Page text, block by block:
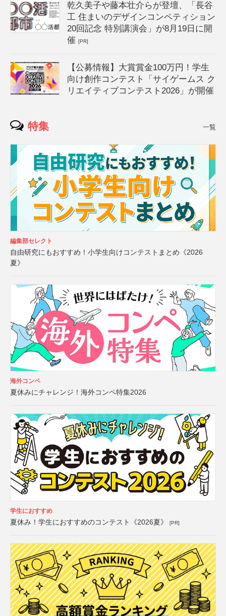
乾久美子や藤本壮介らが登壇、「長谷
工 住まいのデザインコンペティション
20回記念 特別講演会」が8月19日に開
催[PR]
【公募情報】大賞賞金100万円！学生
向け創作コンテスト「サイゲームス ク
リエイティブコンテスト2026」が開催
特集 一覧
編集部セレクト
自由研究にもおすすめ！小学生向けコンテストまとめ《2026
夏》
海外コンペ
夏休みにチャレンジ！海外コンペ特集2026
学生におすすめ
夏休み！学生におすすめのコンテスト《2026夏》 [PR]